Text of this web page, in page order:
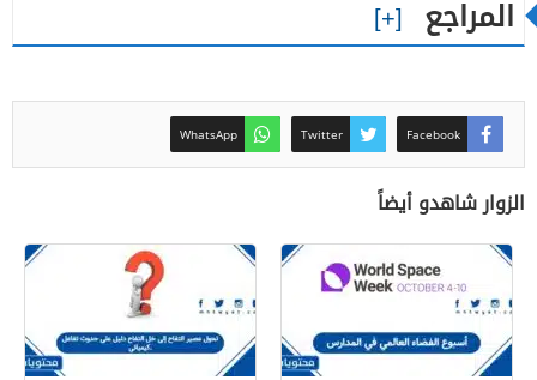
المراجع
Facebook
Twitter
WhatsApp
الزوار شاهدو أيضاً